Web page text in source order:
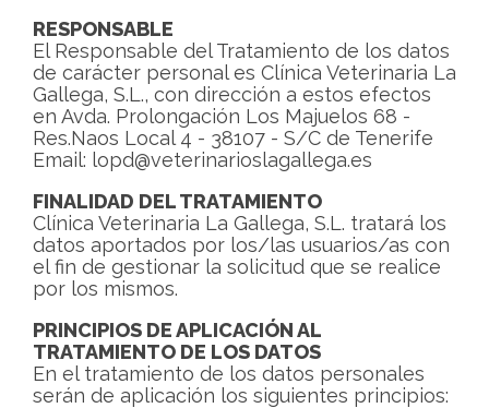
RESPONSABLE
El Responsable del Tratamiento de los datos
de carácter personal es Clínica Veterinaria La
Gallega, S.L., con dirección a estos efectos
en Avda. Prolongación Los Majuelos 68 -
Res.Naos Local 4 - 38107 - S/C de Tenerife
Email: lopd@veterinarioslagallega.es
FINALIDAD DEL TRATAMIENTO
Clínica Veterinaria La Gallega, S.L. tratará los
datos aportados por los/las usuarios/as con
el fin de gestionar la solicitud que se realice
por los mismos.
PRINCIPIOS DE APLICACIÓN AL
TRATAMIENTO DE LOS DATOS
En el tratamiento de los datos personales
serán de aplicación los siguientes principios: